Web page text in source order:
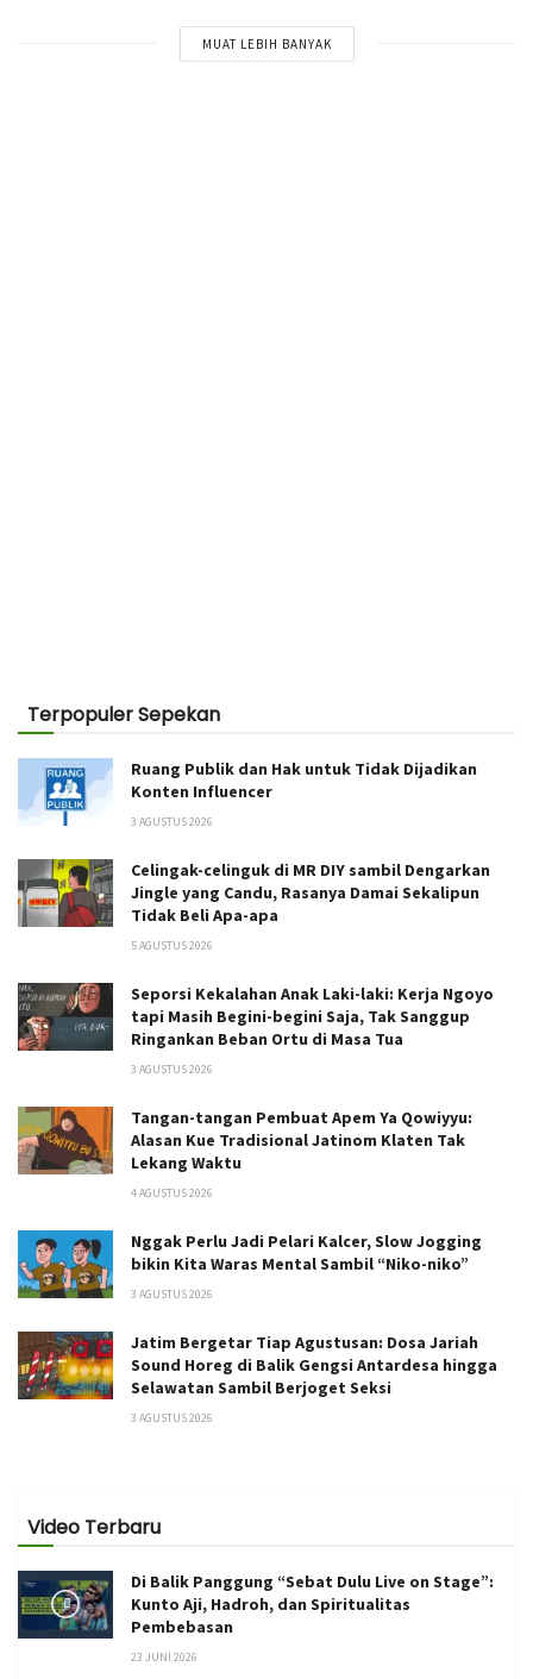
MUAT LEBIH BANYAK
Terpopuler Sepekan
Ruang Publik dan Hak untuk Tidak Dijadikan
Konten Influencer
3 AGUSTUS 2026
Celingak-celinguk di MR DIY sambil Dengarkan
Jingle yang Candu, Rasanya Damai Sekalipun
Tidak Beli Apa-apa
5 AGUSTUS 2026
Seporsi Kekalahan Anak Laki-laki: Kerja Ngoyo
tapi Masih Begini-begini Saja, Tak Sanggup
Ringankan Beban Ortu di Masa Tua
3 AGUSTUS 2026
Tangan-tangan Pembuat Apem Ya Qowiyyu:
Alasan Kue Tradisional Jatinom Klaten Tak
Lekang Waktu
4 AGUSTUS 2026
Nggak Perlu Jadi Pelari Kalcer, Slow Jogging
bikin Kita Waras Mental Sambil “Niko-niko”
3 AGUSTUS 2026
Jatim Bergetar Tiap Agustusan: Dosa Jariah
Sound Horeg di Balik Gengsi Antardesa hingga
Selawatan Sambil Berjoget Seksi
3 AGUSTUS 2026
Video Terbaru
Di Balik Panggung “Sebat Dulu Live on Stage”:
Kunto Aji, Hadroh, dan Spiritualitas
Pembebasan
23 JUNI 2026